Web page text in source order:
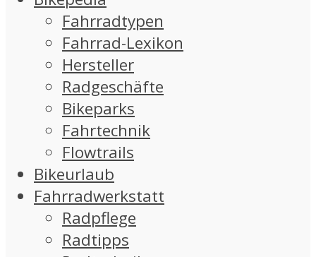
Fahrradtypen
Fahrrad-Lexikon
Hersteller
Radgeschäfte
Bikeparks
Fahrtechnik
Flowtrails
Bikeurlaub
Fahrradwerkstatt
Radpflege
Radtipps